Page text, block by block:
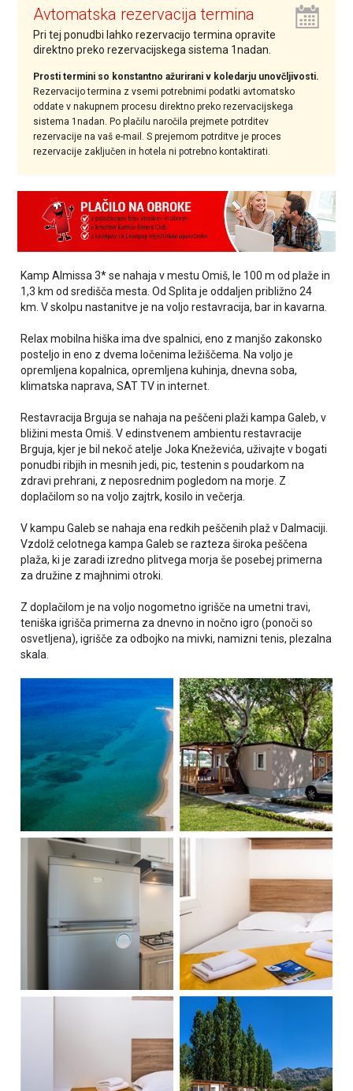
Avtomatska rezervacija termina
Pri tej ponudbi lahko rezervacijo termina opravite
direktno preko rezervacijskega sistema 1nadan.
Prosti termini so konstantno ažurirani v koledarju unovčljivosti.
Rezervacijo termina z vsemi potrebnimi podatki avtomatsko
oddate v nakupnem procesu direktno preko rezervacijskega
sistema 1nadan. Po plačilu naročila prejmete potrditev
rezervacije na vaš e-mail. S prejemom potrditve je proces
rezervacije zaključen in hotela ni potrebno kontaktirati.
Kamp Almissa 3* se nahaja v mestu Omiš, le 100 m od plaže in
1,3 km od središča mesta. Od Splita je oddaljen približno 24
km. V skolpu nastanitve je na voljo restavracija, bar in kavarna.
Relax mobilna hiška ima dve spalnici, eno z manjšo zakonsko
posteljo in eno z dvema ločenima ležiščema. Na voljo je
opremljena kopalnica, opremljena kuhinja, dnevna soba,
klimatska naprava, SAT TV in internet.
Restavracija Brguja se nahaja na peščeni plaži kampa Galeb, v
bližini mesta Omiš. V edinstvenem ambientu restavracije
Brguja, kjer je bil nekoč atelje Joka Kneževića, uživajte v bogati
ponudbi ribjih in mesnih jedi, pic, testenin s poudarkom na
zdravi prehrani, z neposrednim pogledom na morje. Z
doplačilom so na voljo zajtrk, kosilo in večerja.
V kampu Galeb se nahaja ena redkih peščenih plaž v Dalmaciji.
Vzdolž celotnega kampa Galeb se razteza široka peščena
plaža, ki je zaradi izredno plitvega morja še posebej primerna
za družine z majhnimi otroki.
Z doplačilom je na voljo nogometno igrišče na umetni travi,
teniška igrišča primerna za dnevno in nočno igro (ponoči so
osvetljena), igrišče za odbojko na mivki, namizni tenis, plezalna
skala.